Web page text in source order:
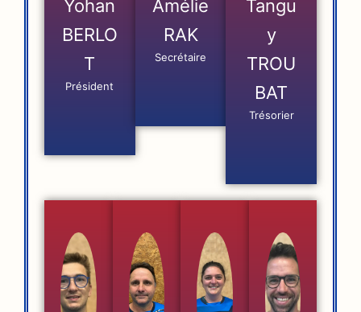
Yohan
BERLO
T
Président
Amélie
RAK
Secrétaire
Tangu
y
TROU
BAT
Trésorier